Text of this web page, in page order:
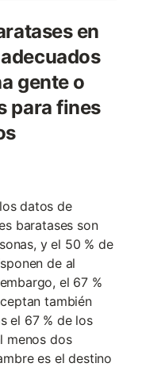
en
gente o
para fines
datos de
baratases son
y el 50 % de
de al
el 67 %
también
el 67 % de los
menos dos
es el destino